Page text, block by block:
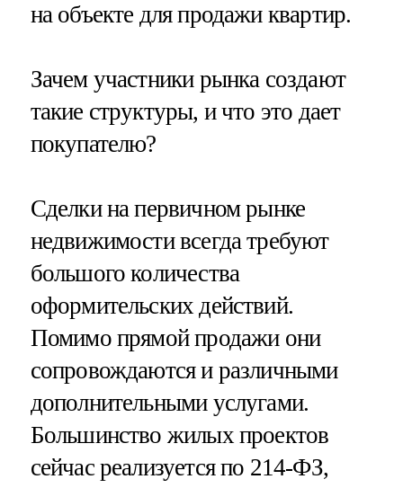
на объекте для продажи квартир.
Зачем участники рынка создают
такие структуры, и что это дает
покупателю?
Сделки на первичном рынке
недвижимости всегда требуют
большого количества
оформительских действий.
Помимо прямой продажи они
сопровождаются и различными
дополнительными услугами.
Большинство жилых проектов
сейчас реализуется по 214-ФЗ,